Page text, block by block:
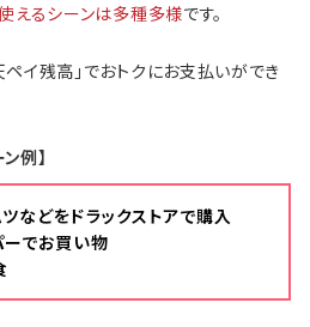
使えるシーンは多種多様です。
ペイ残高」でおトクにお支払いができ
例】
などをドラックストアで購入
ーでお買い物